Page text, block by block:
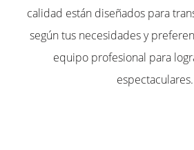
calidad están diseñados para
según tus necesidades y
equipo profesional para
espectaculares.